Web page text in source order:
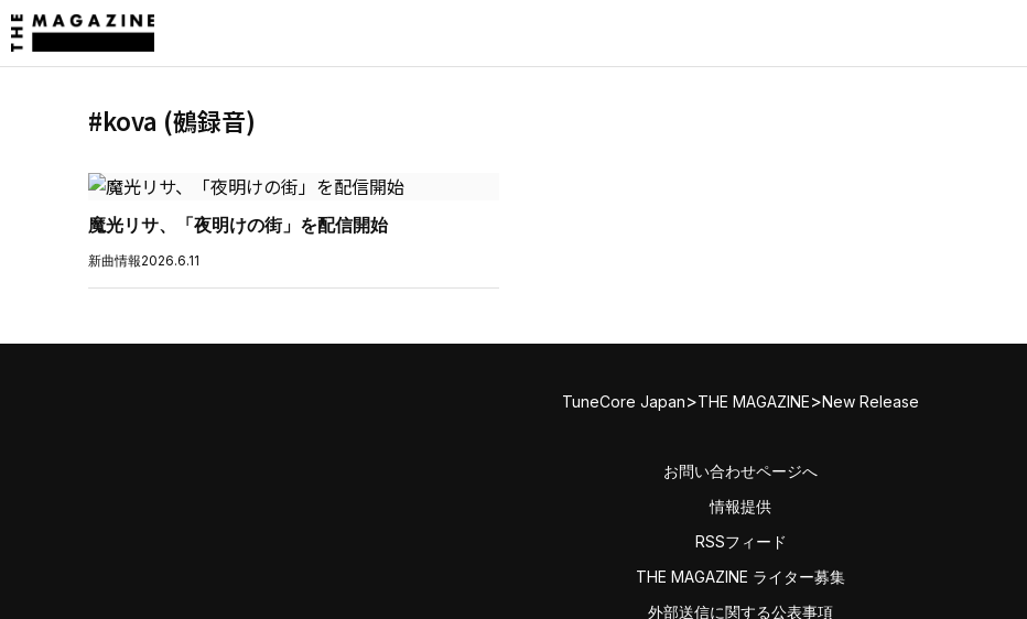
#kova (鵺録音)
魔光リサ、「夜明けの街」を配信開始
新曲情報2026.6.11
TuneCore Japan>THE MAGAZINE>New Release
お問い合わせページへ
情報提供
RSSフィード
THE MAGAZINE ライター募集
外部送信に関する公表事項